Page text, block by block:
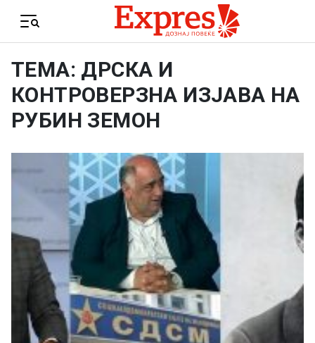
Menu
ТЕМА: ДРСКА И
КОНТРОВЕРЗНА ИЗЈАВА НА
РУБИН ЗЕМОН